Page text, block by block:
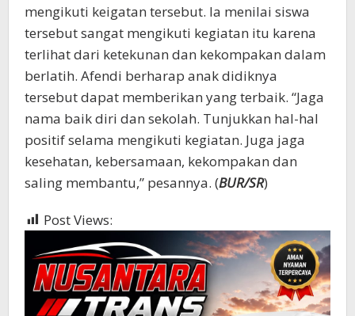
mengikuti keigatan tersebut. Ia menilai siswa
tersebut sangat mengikuti kegiatan itu karena
terlihat dari ketekunan dan kekompakan dalam
berlatih. Afendi berharap anak didiknya
tersebut dapat memberikan yang terbaik. “Jaga
nama baik diri dan sekolah. Tunjukkan hal-hal
positif selama mengikuti kegiatan. Juga jaga
kesehatan, kebersamaan, kekompakan dan
saling membantu,” pesannya. (BUR/SR)
Post Views: